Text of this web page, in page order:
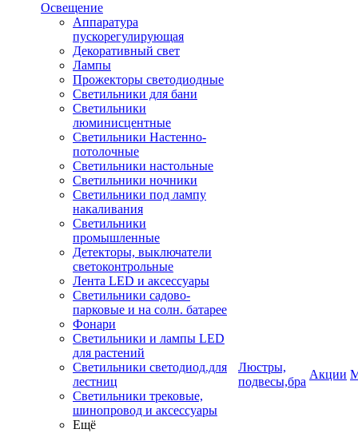
Освещение
Аппаратура
пускорегулирующая
Декоративный свет
Лампы
Прожекторы светодиодные
Светильники для бани
Светильники
люминисцентные
Светильники Настенно-
потолочные
Светильники настольные
Светильники ночники
Светильники под лампу
накаливания
Светильники
промышленные
Детекторы, выключатели
светоконтрольные
Лента LED и аксессуары
Светильники садово-
парковые и на солн. батарее
Фонари
Светильники и лампы LED
для растений
Светильники светодиод.для
лестниц
Светильники трековые,
шинопровод и аксессуары
Ещё
Люстры,
подвесы,бра
Акции